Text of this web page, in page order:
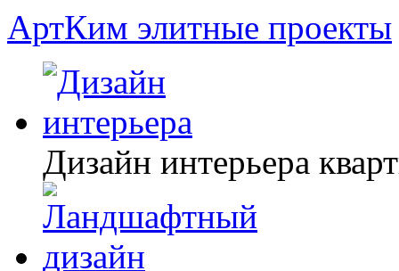
АртКим элитные проекты
Дизайн интерьера